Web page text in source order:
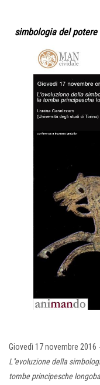
simbologia del potere
Giovedì 17 novembre 2016
L''evoluzione della
tombe principesche